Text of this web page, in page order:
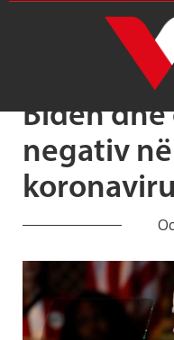
Tag
Biden
negativ